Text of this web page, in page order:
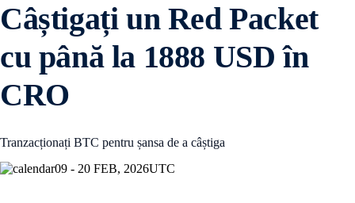
Câștigați un Red Packet
cu până la 1888 USD în
CRO
Tranzacționați BTC pentru șansa de a câștiga
09 - 20 FEB, 2026UTC